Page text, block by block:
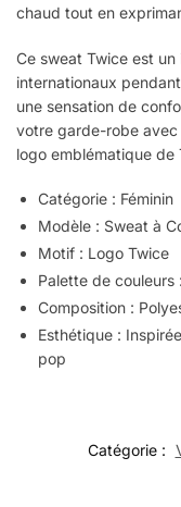
chaud tout en
Ce sweat Twice est
internationaux
une sensation de
votre garde-robe
logo emblématique de
Catégorie : Féminin
Modèle : Sweat à
Motif : Logo Twice
Palette de couleurs
Composition :
Esthétique :
pop
Catégorie :